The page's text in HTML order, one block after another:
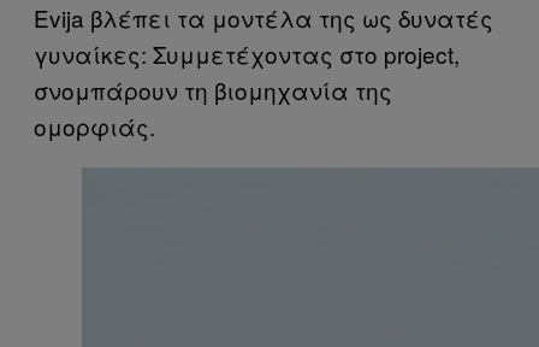
Evija βλέπει τα μοντέλα της ως δυνατές
γυναίκες: Συμμετέχοντας στο project,
σνομπάρουν τη βιομηχανία της
ομορφιάς.